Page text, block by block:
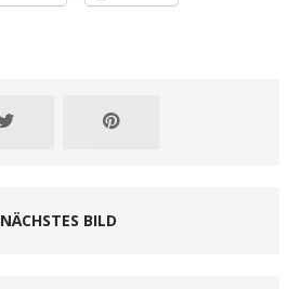
NÄCHSTES BILD